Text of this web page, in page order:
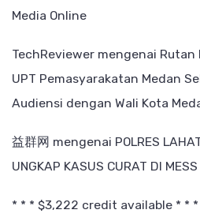
Media Online
TechReviewer mengenai Rutan
UPT Pemasyarakatan Medan
Audiensi dengan Wali Kota
益群网 mengenai POLRES
UNGKAP KASUS CURAT DI
* * * $3,222 credit available * * *